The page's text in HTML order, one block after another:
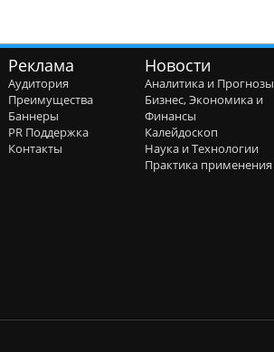
Реклама
Аудитория
Преимущества
Баннеры
PR Поддержка
Контакты
Новости
Аналитика и Прогнозы
Бизнес, Экономика и
Финансы
Калейдоскоп
Наука и Технологии
Практика применения